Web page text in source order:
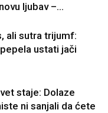
ljubav –...
ali sutra trijumf:
ustati jači
staje: Dolaze
ni sanjali da ćete